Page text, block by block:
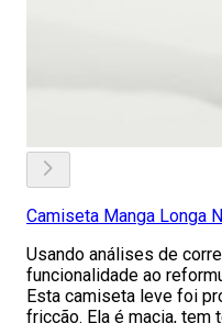
Camiseta Manga Longa
Usando análises de
funcionalidade ao
Esta camiseta leve foi
fricção. Ela é macia, tem